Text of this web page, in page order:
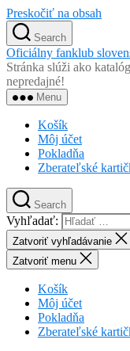
Preskočiť na obsah
Search
Oficiálny fanklub
Stránka slúži ako
nepredajné!
Menu
Košík
Môj účet
Pokladňa
Zberateľské
Search
Vyhľadať:
Zatvoriť vyhľadávanie
Zatvoriť menu
Košík
Môj účet
Pokladňa
Zberateľské